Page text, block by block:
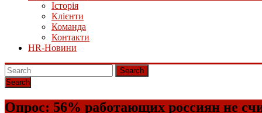
Історія
Клієнти
Команда
Контакти
HR-Новини
Search
Опрос: 56% работающих россиян не